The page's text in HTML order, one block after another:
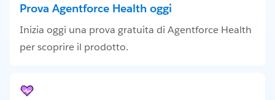
Prova Agentforce Health oggi
Inizia oggi una prova gratuita di Agentforce Health
per scoprire il prodotto.